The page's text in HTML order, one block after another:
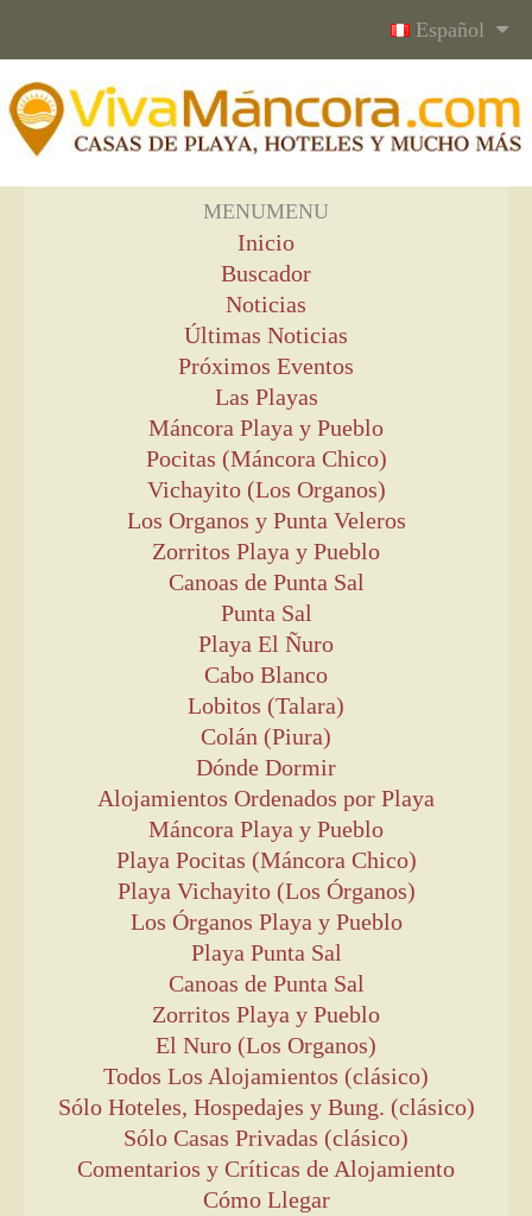
Español
MENUMENU
Inicio
Buscador
Noticias
Últimas Noticias
Próximos Eventos
Las Playas
Máncora Playa y Pueblo
Pocitas (Máncora Chico)
Vichayito (Los Organos)
Los Organos y Punta Veleros
Zorritos Playa y Pueblo
Canoas de Punta Sal
Punta Sal
Playa El Ñuro
Cabo Blanco
Lobitos (Talara)
Colán (Piura)
Dónde Dormir
Alojamientos Ordenados por Playa
Máncora Playa y Pueblo
Playa Pocitas (Máncora Chico)
Playa Vichayito (Los Órganos)
Los Órganos Playa y Pueblo
Playa Punta Sal
Canoas de Punta Sal
Zorritos Playa y Pueblo
El Nuro (Los Organos)
Todos Los Alojamientos (clásico)
Sólo Hoteles, Hospedajes y Bung. (clásico)
Sólo Casas Privadas (clásico)
Comentarios y Críticas de Alojamiento
Cómo Llegar